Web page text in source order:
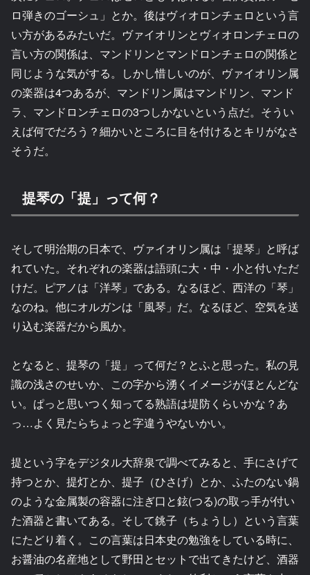
ロ弾きのゴーシュ」とか。後はヴィオロンチェロという言
い方があるみたいだ。ヴァイオリンとヴィオロンチェロの
言い方の関係は、マンドリンとマンドロンチェロの関係と
同じような気がする。しかし惜しいのが、ヴァイオリン属
の楽器は4つあるが、マンドリン属はマンドリン、マンド
ラ、マンドロンチェロの3つしかないという点だ。そうい
えば何でだろう？細かいところに目を付けるとキリがなさ
そうだ。
提琴の「提」って何？
そして明治期の日本で、ヴァイオリン属は「提琴」と呼ば
れていた。それぞれの楽器は語頭に大・中・小と付いただ
けだ。ピアノは「洋琴」である。なるほど、西洋の「琴」
なのね。他にオルガンは「風琴」だ。なるほど、空気を送
り込む楽器だから風か。
となると、提琴の「提」って何だ？とふと思った。私の見
識の浅さのせいか、この字から湧くイメージがほとんどな
い。ぱっと思いつく知ってる熟語は堤防くらいかな？あ
っ…よく見たらちょっと字違うやないかい。
提という字をデジタル大辞泉で調べてみると、手にさげて
持つとか、提灯とか、提子（ひさげ）とか、ふたのない鍋
のような金属製の容器に注ぎ口と鉉(つる)の取っ手が付い
た酒器と書いてある。そして銚子（ちょうし）という言葉
にたどり着く。この言葉は日本史の勉強をしている時に、
お醤油の名産地として野田とセットで出てきたけど、酒器